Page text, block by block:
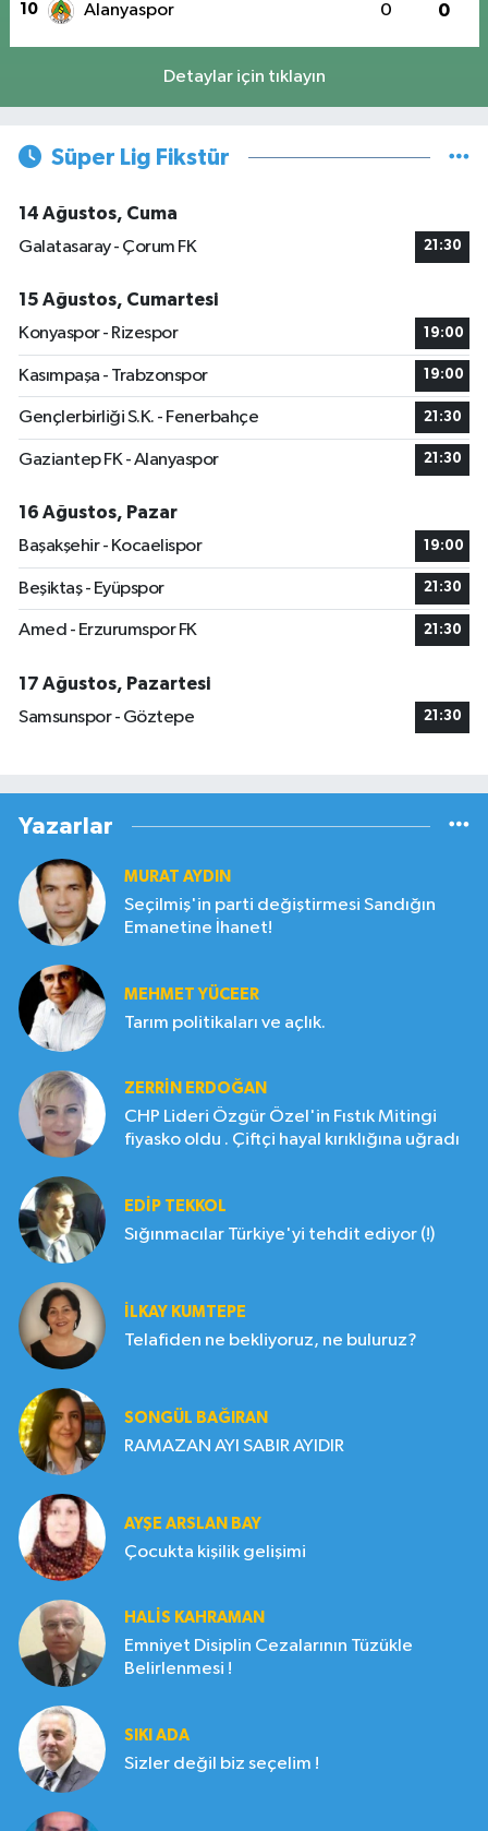
10 Alanyaspor 0 0
Detaylar için tıklayın
Süper Lig Fikstür
14 Ağustos, Cuma
Galatasaray - Çorum FK
21:30
15 Ağustos, Cumartesi
Konyaspor - Rizespor
19:00
Kasımpaşa - Trabzonspor 19:00
Gençlerbirliği S.K. - Fenerbahçe 21:30
Gaziantep FK - Alanyaspor 21:30
16 Ağustos, Pazar
Başakşehir - Kocaelispor
19:00
Beşiktaş - Eyüpspor 21:30
Amed - Erzurumspor FK 21:30
17 Ağustos, Pazartesi
Samsunspor - Göztepe
21:30
Yazarlar
MURAT AYDIN
Seçilmiş'in parti değiştirmesi Sandığın
Emanetine İhanet!
MEHMET YÜCEER
Tarım politikaları ve açlık.
ZERRIN ERDOĞAN
CHP Lideri Özgür Özel'in Fıstık Mitingi
fiyasko oldu . Çiftçi hayal kırıklığına uğradı
EDIP TEKKOL
Sığınmacılar Türkiye'yi tehdit ediyor (!)
İLKAY KUMTEPE
Telafiden ne bekliyoruz, ne buluruz?
SONGÜL BAĞIRAN
RAMAZAN AYI SABIR AYIDIR
AYŞE ARSLAN BAY
Çocukta kişilik gelişimi
HALIS KAHRAMAN
Emniyet Disiplin Cezalarının Tüzükle
Belirlenmesi !
SIKI ADA
Sizler değil biz seçelim !